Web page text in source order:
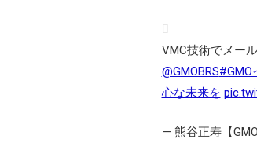
VMC技術でメー
@GMOBRS
心な未来を
— 熊谷正寿【